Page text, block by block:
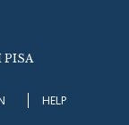
PISA
HELP